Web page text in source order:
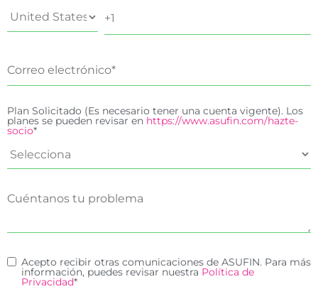
Plan Solicitado (Es necesario tener una cuenta vigente). Los
planes se pueden revisar en https://www.asufin.com/hazte-
socio*
Acepto recibir otras comunicaciones de ASUFIN. Para más
información, puedes revisar nuestra Política de
Privacidad*